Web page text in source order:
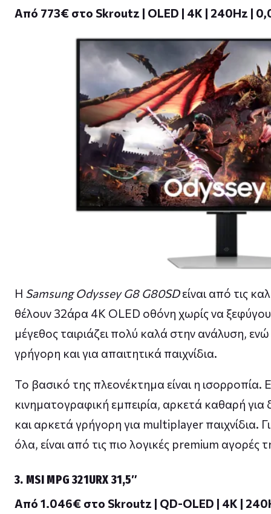
Από 773€ στο Skroutz | OLED | 4K | 240Hz |
Η Samsung Odyssey G8 G80SDείναι από τις
θέλουν 32άρα 4K OLED οθόνη χωρίς να
μέγεθος ταιριάζει πολύ καλά στην ανάλυση,
γρήγορη και για απαιτητικά παιχνίδια.
Το βασικό της πλεονέκτημα είναι η ισορροπία.
κινηματογραφική εμπειρία, αρκετά καθαρή για
και αρκετά γρήγορη για multiplayer παιχνίδια.
όλα, είναι από τις πιο λογικές premium αγορές
3. MSI MPG 321URX 31,5″
Από 1.046€ στο Skroutz | QD-OLED | 4K |